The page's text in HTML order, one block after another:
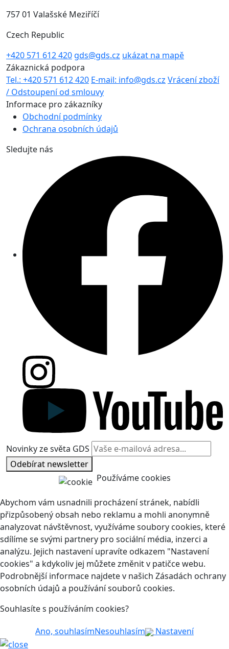
757 01 Valašské Meziříčí
Czech Republic
+420 571 612 420 gds@gds.cz ukázat na mapě
Zákaznická podpora
Tel.: +420 571 612 420 E-mail: info@gds.cz Vrácení zboží
/ Odstoupení od smlouvy
Informace pro zákazníky
Obchodní podmínky
Ochrana osobních údajů
Sledujte nás
Novinky ze světa GDS
Odebírat newsletter
Používáme cookies
Abychom vám usnadnili procházení stránek, nabídli
přizpůsobený obsah nebo reklamu a mohli anonymně
analyzovat návštěvnost, využíváme soubory cookies, které
sdílíme se svými partnery pro sociální média, inzerci a
analýzu. Jejich nastavení upravíte odkazem "Nastavení
cookies" a kdykoliv jej můžete změnit v patičce webu.
Podrobnější informace najdete v našich Zásadách ochrany
osobních údajů a používání souborů cookies.
Souhlasíte s používáním cookies?
Ano, souhlasímNesouhlasím Nastavení